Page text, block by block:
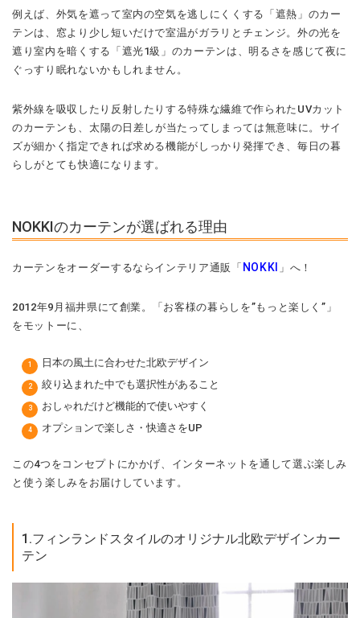
例えば、外気を遮って室内の空気を逃しにくくする「遮熱」のカー
テンは、窓より少し短いだけで室温がガラリとチェンジ。外の光を
遮り室内を暗くする「遮光1級」のカーテンは、明るさを感じて夜に
ぐっすり眠れないかもしれません。
紫外線を吸収したり反射したりする特殊な繊維で作られたUVカット
のカーテンも、太陽の日差しが当たってしまっては無意味に。サイ
ズが細かく指定できれば求める機能がしっかり発揮でき、 毎日の暮
らしがとても快適に なります。
NOKKIのカーテンが選ばれる理由
カーテンをオーダーするならインテリア通販「 NOKKI 」へ！
2012年9月福井県にて創業。「お客様の暮らしを”もっと楽しく”」
をモットーに、
日本の風土に合わせた北欧デザイン
絞り込まれた中でも選択性があること
おしゃれだけど機能的で使いやすく
オプションで楽しさ・快適さをUP
この4つをコンセプトにかかげ、インターネットを通して選ぶ楽しみ
と使う楽しみをお届けしています。
1.フィンランドスタイルのオリジナル北欧デザインカー
テン